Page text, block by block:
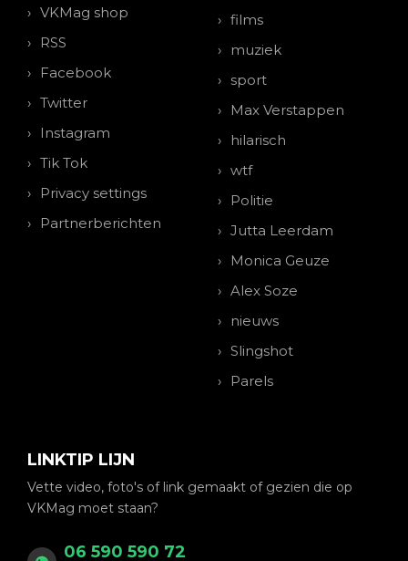
VKMag shop
RSS
Facebook
Twitter
Instagram
Tik Tok
Privacy settings
Partnerberichten
films
muziek
sport
Max Verstappen
hilarisch
wtf
Politie
Jutta Leerdam
Monica Geuze
Alex Soze
nieuws
Slingshot
Parels
LINKTIP LIJN
Vette video, foto's of link gemaakt of gezien die op
VKMag moet staan?
06 590 590 72